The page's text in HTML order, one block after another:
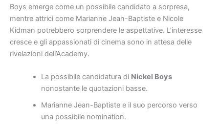
Boys emerge come un possibile candidato a sorpresa,
mentre attrici come Marianne Jean-Baptiste e Nicole
Kidman potrebbero sorprendere le aspettative. L’interesse
cresce e gli appassionati di cinema sono in attesa delle
rivelazioni dell’Academy.
La possibile candidatura di Nickel Boys
nonostante le quotazioni basse.
Marianne Jean-Baptiste e il suo percorso verso
una possibile nomination.